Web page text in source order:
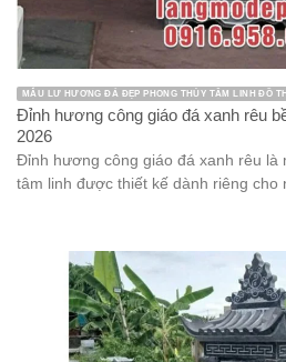
MẪU LƯ HƯƠNG ĐÁ ĐẸP PHONG THỦY TÂM LINH ĐỒ
Đỉnh hương công giáo đá xanh rêu
2026
Đỉnh hương công giáo đá xanh rêu là
tâm linh được thiết kế dành riêng cho